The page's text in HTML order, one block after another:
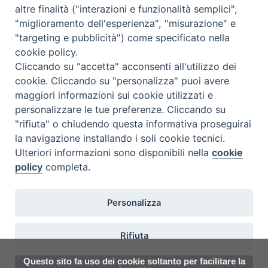
Questo sito fa uso dei cookie soltanto per facilitare la
Catechistico Diocesano presso…
Convegno catechistico regionale
Convegno catechistico…
archivio documenti
altre finalità ("interazioni e funzionalità semplici",
"miglioramento dell'esperienza", "misurazione" e
"targeting e pubblicità") come specificato nella
cookie policy.
Cliccando su "accetta" acconsenti all'utilizzo dei
cookie. Cliccando su "personalizza" puoi avere
maggiori informazioni sui cookie utilizzati e
personalizzare le tue preferenze. Cliccando su
"rifiuta" o chiudendo questa informativa proseguirai
la navigazione installando i soli cookie tecnici.
Ulteriori informazioni sono disponibili nellacookie
policy completa.
Personalizza
Rifiuta